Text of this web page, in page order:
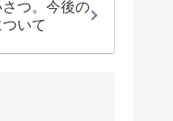
つ。今後の
いて